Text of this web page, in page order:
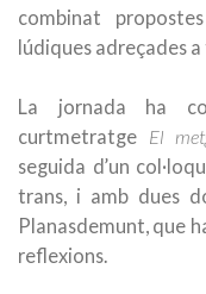
combinat
lúdiques adreçades
La jornada ha
curtmetratge El
seguida d’un
trans, i amb dues
Planasdemunt, que
reflexions.